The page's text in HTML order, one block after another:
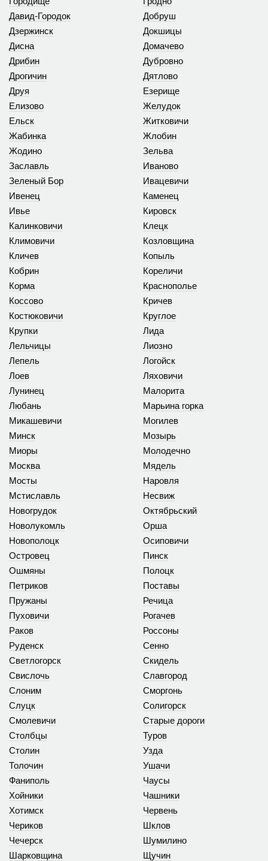
Давид-Городок
Дзержинск
Дисна
Добруш
Докшицы
Домачево
Дрибин
Дрогичин
Друя
Дубровно
Дятлово
Езерище
Елизово
Ельск
Жабинка
Желудок
Житковичи
Жлобин
Жодино
Заславль
Зеленый Бор
Зельва
Иваново
Ивацевичи
Ивенец
Ивье
Калинковичи
Каменец
Кировск
Клецк
Климовичи
Кличев
Кобрин
Козловщина
Копыль
Кореличи
Корма
Коссово
Костюковичи
Краснополье
Кричев
Круглое
Крупки
Лельчицы
Лепель
Лида
Лиозно
Логойск
Лоев
Лунинец
Любань
Ляховичи
Малорита
Марьина горка
Микашевичи
Минск
Миоры
Могилев
Мозырь
Молодечно
Москва
Мосты
Мстиславль
Мядель
Наровля
Несвиж
Новогрудок
Новолукомль
Новополоцк
Октябрьский
Орша
Осиповичи
Островец
Ошмяны
Петриков
Пинск
Полоцк
Поставы
Пружаны
Пуховичи
Раков
Речица
Рогачев
Россоны
Руденск
Светлогорск
Свислочь
Сенно
Скидель
Славгород
Слоним
Слуцк
Смолевичи
Сморгонь
Солигорск
Старые дороги
Столбцы
Столин
Толочин
Туров
Узда
Ушачи
Фаниполь
Хойники
Хотимск
Чаусы
Чашники
Червень
Чериков
Чечерск
Шарковщина
Шклов
Шумилино
Щучин